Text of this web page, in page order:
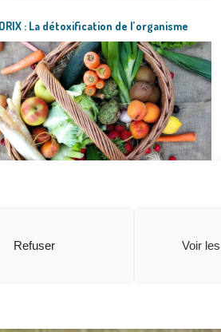
Refuser Voir
: La détoxification de l’organisme